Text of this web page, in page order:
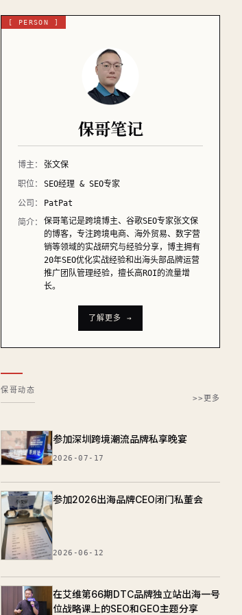
[ PERSON ]
保哥笔记
博主：
张文保
职位：
SEO经理 & SEO专家
公司：
PatPat
简介：
保哥笔记是跨境博主、谷歌SEO专家张文保
的博客，专注跨境电商、海外贸易、数字营
销等领域的实战研究与经验分享，博主拥有
20年SEO优化实战经验和出海头部品牌运营
推广团队管理经验，擅长高ROI的流量增
长。
了解更多 →
保哥动态
>>更多
参加深圳跨境潮流品牌私享晚宴
2026-07-17
参加2026出海品牌CEO闭门私董会
2026-06-12
在艾维第66期DTC品牌独立站出海一号
位战略课上的SEO和GEO主题分享